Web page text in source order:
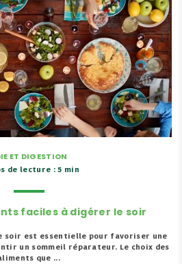
ET DIGESTION
de lecture : 5 min
faciles à digérer le soir
soir est essentielle pour favoriser une
un sommeil réparateur. Le choix des
que ...